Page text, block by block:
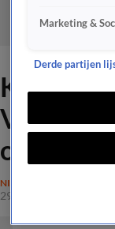
Kaj
Vuijk
op na
NIEUWS
29 dec 2022, 14:05
Marketing &
Derde partijen